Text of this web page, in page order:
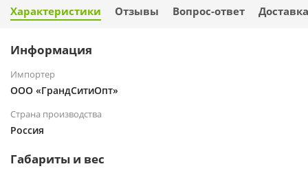
Характеристики Отзывы Вопрос-ответ Доставка
Информация
Импортер
ООО «ГрандСитиОпт»
Страна производства
Россия
Габариты и вес